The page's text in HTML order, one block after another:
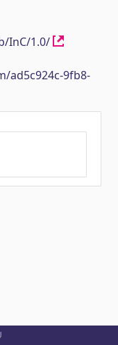
InC/1.0/
ad5c924c-9fb8-